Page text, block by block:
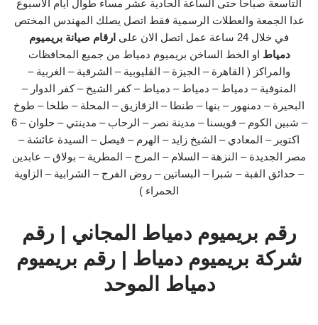
التاسعة صباحا حتى الساعة الحادية عشر مساء طوال ايام الاسبوع
عدا الجمعة والعطلات الرسمية فقط اتصل يصلك المهندس المختص
في خلال 24 ساعة عمل اتصل الان على
ارقام صيانة بريميوم
دمياط او الخط الساخن بريميوم دمياط من جميع المحافظات
والمراكز ( القاهرة – الجيزة – القليوبية – الشرقية – الغربية –
المنوفية – دمياط – دمياط – دمياط – كفر الشيخ – كفر الدوار –
البحيرة – دمنهور – بنها – طنطا – الزقازيق – المحلة – طلخا – طوخ
– شبين الكوم – قويسنا – مدينة نصر – الرحاب – مدينتي – حلوان – 6
اكتوبر – المعادي – الشيخ زايد – الهرم – فيصل – السيدة عائشة –
مصر الجديدة – النزهة – السلام – المرج – المطرية – بولاق – عابدين
– حدائق القبة – شبرا – البساتين – روض الفرج – الشرابية – الزاوية
الحمراء )
رقم بريميوم دمياط المجاني | رقم
شركة بريميوم دمياط | رقم بريميوم
دمياط الموحد